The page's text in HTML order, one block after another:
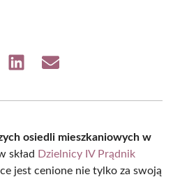
Share Share
osiedli mieszkaniowych w
skład Dzielnicy IV Prądnik
jest cenione nie tylko za swoją